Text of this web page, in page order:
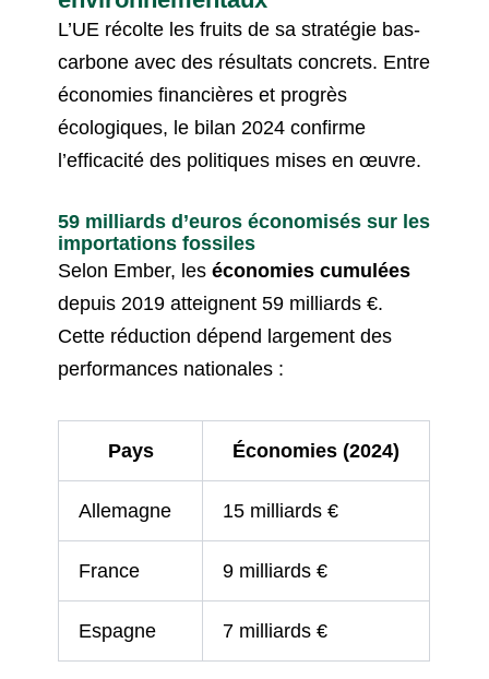
L’UE récolte les fruits de sa stratégie bas-
carbone avec des résultats concrets. Entre
économies financières et progrès
écologiques, le bilan 2024 confirme
l’efficacité des politiques mises en œuvre.
59 milliards d’euros économisés sur les
importations fossiles
Selon Ember, leséconomies cumulées
depuis 2019 atteignent 59 milliards €.
Cette réduction dépend largement des
performances nationales :
Pays Économies (2024)
Allemagne 15 milliards €
France 9 milliards €
Espagne 7 milliards €